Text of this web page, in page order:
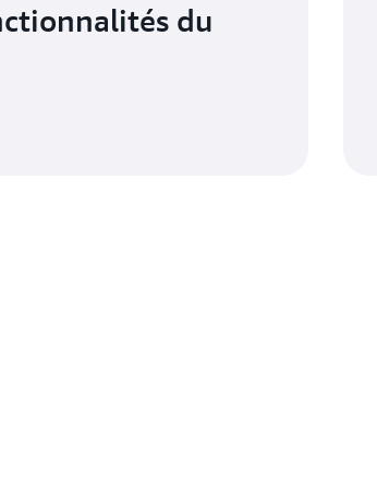
du
obtenez le bon support au bon moment